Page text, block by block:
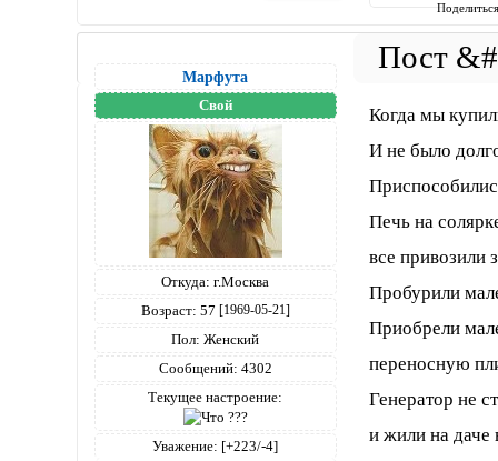
Марфута
Свой
Откуда: г.Москва
Возраст: 57 [1969-05-21]
Пол: Женский
Сообщений: 4302
Текущее настроение:
Уважение: [+223/-4]
Когда мы
И не было
Печь на
все привозили
Пробурили
Приобрели
переносную
Генератор не
и жили на даче